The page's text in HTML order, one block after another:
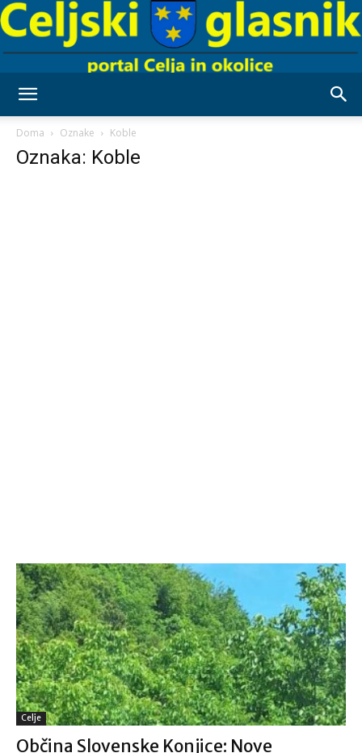
Doma Oznake Koble
Oznaka: Koble
Celje
Občina Slovenske Konjice: Nove